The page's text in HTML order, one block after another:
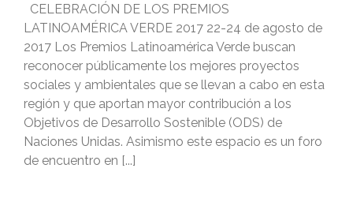
CELEBRACIÓN DE LOS PREMIOS
LATINOAMÉRICA VERDE 2017 22-24 de agosto de
2017 Los Premios Latinoamérica Verde buscan
reconocer públicamente los mejores proyectos
sociales y ambientales que se llevan a cabo en esta
región y que aportan mayor contribución a los
Objetivos de Desarrollo Sostenible (ODS) de
Naciones Unidas. Asimismo este espacio es un foro
de encuentro en [...]